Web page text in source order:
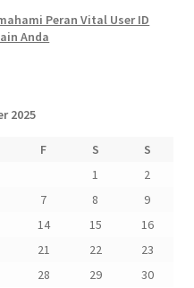
Peran Vital User ID
Anda
2025
F S
S
1
2
7 8
9
14 15
16
21 22
23
28 29 30